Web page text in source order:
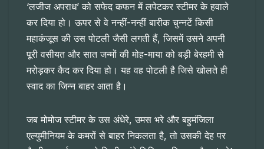
‘लजीज अपराध’ को सफेद कफन में लपेटकर स्टीमर के हवाले
कर दिया हो। ऊपर से वे नन्हीं-नन्हीं बारीक चुन्नटें किसी
महाकंजूस की उस पोटली जैसी लगती हैं, जिसमें उसने अपनी
पूरी वसीयत और सात जन्मों की मोह-माया को बड़ी बेरहमी से
मरोड़कर कैद कर दिया हो। यह वह पोटली है जिसे खोलते ही
स्वाद का जिन्न बाहर आता है।
जब मोमोज स्टीमर के उस अंधेरे, उमस भरे और बहुमंजिला
एल्युमीनियम के कमरों से बाहर निकलता है, तो उसकी देह पर